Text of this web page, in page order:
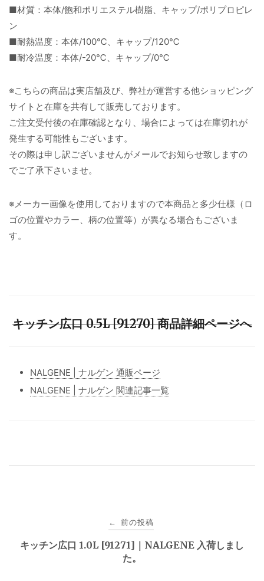
■材質：本体/飽和ポリエステル樹脂、キャップ/ポリプロピレ
ン
■耐熱温度：本体/100℃、キャップ/120℃
■耐冷温度：本体/-20℃、キャップ/0℃
※こちらの商品は実店舗及び、弊社が運営する他ショッピング
サイトと在庫を共有して販売しております。
ご注文受付後の在庫確認となり、場合によっては在庫切れが
発生する可能性もございます。
その際は申し訳ございませんがメールでお知らせ致しますの
でご了承下さいませ。
※メーカー画像を使用しておりますので本商品と多少仕様（ロ
ゴの位置やカラー、柄の位置等）が異なる場合もございま
す。
キッチン広口 0.5L [91270] 商品詳細ページへ
NALGENE | ナルゲン 通販ページ
NALGENE | ナルゲン 関連記事一覧
← 前の投稿
キッチン広口 1.0L [91271]｜NALGENE 入荷しまし
た。